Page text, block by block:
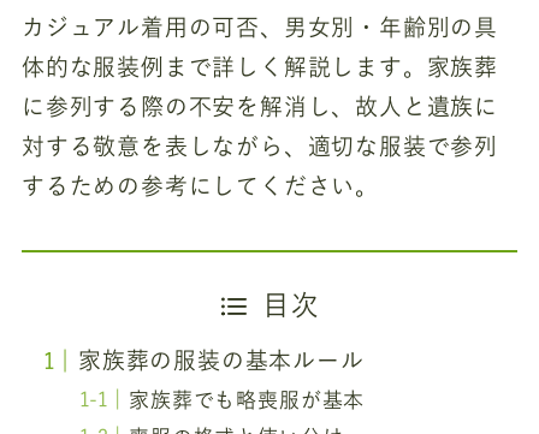
カジュアル着用の可否、男女別・年齢別の具
体的な服装例まで詳しく解説します。家族葬
に参列する際の不安を解消し、故人と遺族に
対する敬意を表しながら、適切な服装で参列
するための参考にしてください。
目次
家族葬の服装の基本ルール
家族葬でも略喪服が基本